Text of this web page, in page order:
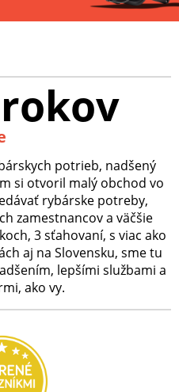
potrieb, nadšený
si otvoril malý obchod vo
rybárske potreby,
zamestnancov a väčšie
3 sťahovaní, s viac ako
aj na Slovensku, sme tu
lepšími službami a
ako vy.